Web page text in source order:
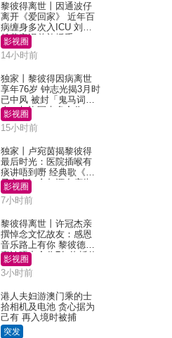
黎彼得离世丨因通波仔
离开《爱回家》 近年百
病缠身多次入ICU 刘銮
雄黄宗泽曾施援手
影视圈
14小时前
独家丨黎彼得因病离世
享年76岁 钟志光揭3月时
已中风 被封「鬼马词
人」与许冠杰多合作
影视圈
15小时前
独家丨卢宛茵揭黎彼得
最后时光：医院插喉有
痰讲唔到嘢 经典歌《浪
子心声》金句源自庙街
睇相佬
影视圈
7小时前
黎彼得离世丨许冠杰亲
撰悼念文忆故友：感恩
音乐路上有你 黎彼德曾
直认唔夹合作7年终拆伙
影视圈
3小时前
港人夫妇游澳门乘的士
拾相机及电池 贪心据为
己有 再入境时被捕
突发